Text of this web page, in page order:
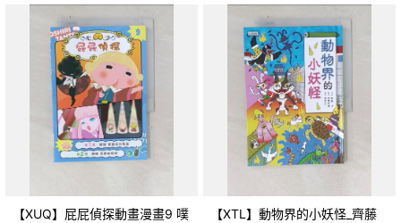
【XUQ】屁屁偵探動畫漫畫9 噗
【XTL】動物界的小妖怪_齊藤